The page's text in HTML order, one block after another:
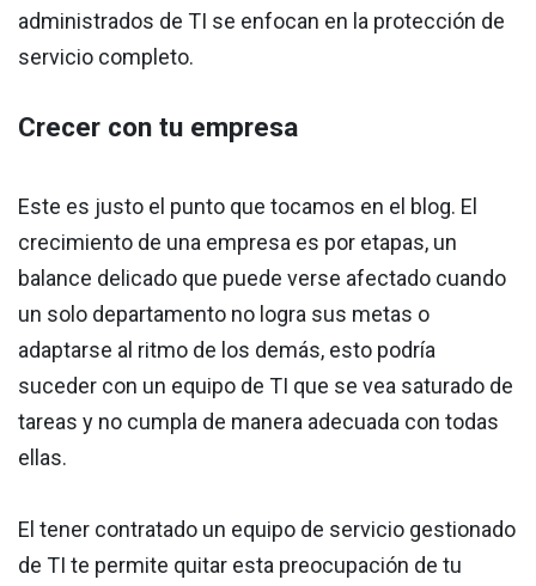
administrados de TI se enfocan en la protección de
servicio completo.
Crecer con tu empresa
Este es justo el punto que tocamos en el blog. El
crecimiento de una empresa es por etapas, un
balance delicado que puede verse afectado cuando
un solo departamento no logra sus metas o
adaptarse al ritmo de los demás, esto podría
suceder con un equipo de TI que se vea saturado de
tareas y no cumpla de manera adecuada con todas
ellas.
El tener contratado un equipo de servicio gestionado
de TI te permite quitar esta preocupación de tu